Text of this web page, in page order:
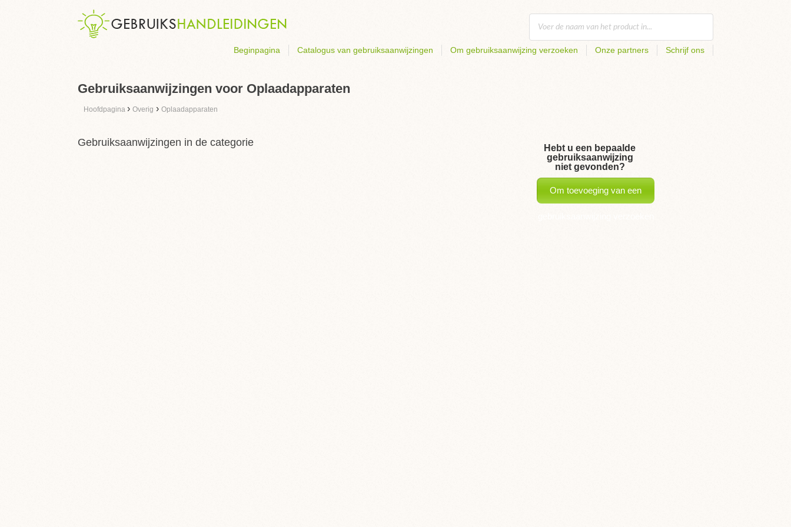
Beginpagina Catalogus van gebruiksaanwijzingen Om gebruiksaanwijzing verzoeken Onze partners Schrijf ons
Gebruiksaanwijzingen voor Oplaadapparaten
Hoofdpagina › Overig › Oplaadapparaten
Gebruiksaanwijzingen in de categorie
Hebt u een bepaalde
gebruiksaanwijzing
niet gevonden?
Om toevoeging van een